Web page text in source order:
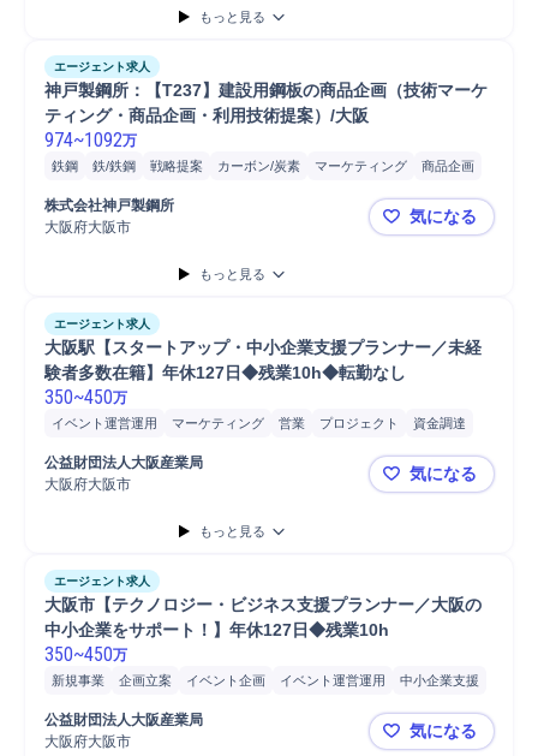
もっと見る
エージェント求人
神戸製鋼所：【T237】建設用鋼板の商品企画（技術マーケ
ティング・商品企画・利用技術提案）/大阪
974~1092万
鉄鋼 鉄/鉄鋼 戦略提案 カーボン/炭素 マーケティング
商品企画
企画立案
研究開発
施工管理技士
株式会社神戸製鋼所
大阪府大阪市
神戸製鋼所
気になる
もっと見る
エージェント求人
大阪駅【スタートアップ・中小企業支援プランナー／未経
験者多数在籍】年休127日◆残業10h◆転勤なし
350~450万
イベント運営運用 マーケティング 営業 プロジェクト
資金調達
提案
イベント企画
経営/戦略コンサルティング
イベント内容企画
公益財団法人大阪産業局
大阪府大阪市
大阪駅【ス
気になる
もっと見る
エージェント求人
大阪市【テクノロジー・ビジネス支援プランナー／大阪の
中小企業をサポート！】年休127日◆残業10h
350~450万
新規事業 企画立案 イベント企画 イベント運営運用
中小企業支援
企業支援
IT戦略コンサルティング
提案
営業
公益財団法人大阪産業局
大阪府大阪市
大阪市【テ
気になる